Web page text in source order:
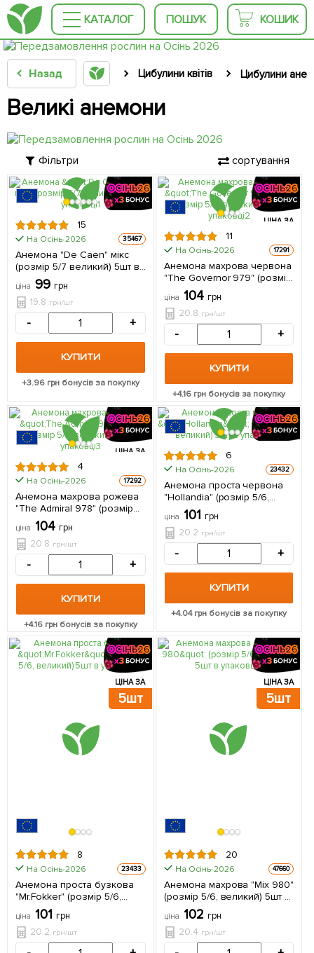
КАТАЛОГ ПОШУК КОШИК
Назад Цибулини квітів Цибулини
Великі анемони
Фільтри сортування
5шт
15
На Осінь-2026 35467
Анемона "De Caen" мікс
(розмір 5/7 великий) 5шт в
упаковці
ціна 99 грн
19.8 грн/шт
- +
КУПИТИ
+3.96 грн бонусів за покупку
ЦІНА ЗА
11
На Осінь-2026 17291
Анемона махрова червона
"The Governor 979" (розмір
5/6, великий) 5шт в
упаковці
ціна 104 грн
20.8 грн/шт
- +
КУПИТИ
+4.16грн бонусів за покупку
ЦІНА ЗА
4
На Осінь-2026 17292
Анемона махрова рожева
"The Admiral 978" (розмір
5/6, великий) 5шт в
упаковці
ціна 104 грн
20.8 грн/шт
- +
КУПИТИ
+4.16 грн бонусів за покупку
5шт
6
На Осінь-2026 23432
Анемона проста червона
"Hollandia" (розмір 5/6,
великий) 5шт в упаковці
ціна 101 грн
20.2 грн/шт
- +
КУПИТИ
+4.04грн бонусів за покупку
ЦІНА ЗА
5шт
8
На Осінь-2026 23433
Анемона проста бузкова
"Mr.Fokker" (розмір 5/6,
великий) 5шт в упаковці
ціна 101 грн
20.2 грн/шт
ЦІНА ЗА
5шт
20
На Осінь-2026 47660
Анемона махрова "Mix 980"
(розмір 5/6, великий) 5шт в
упаковці
ціна 102 грн
20.4 грн/шт